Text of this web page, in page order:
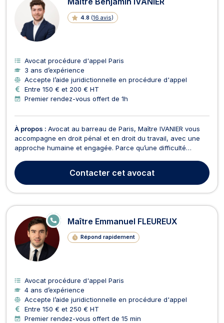
4.8 (16 avis)
Avocat procédure d'appel Paris
3 ans d’expérience
Accepte l’aide juridictionnelle en procédure d'appel
Entre 150 € et 200 € HT
Premier rendez-vous offert de 1h
À propos : Avocat au barreau de Paris, Maître IVANIER vous
accompagne en droit pénal et en droit du travail, avec une
approche humaine et engagée. Parce qu’une difficulté
d’urgence, il met un point d’honneur à proposer un
accompagnement réactif et personnalisé. En droit pénal, il...
Contacter cet avocat
Maître Emmanuel FLEUREUX
Répond rapidement
E
N
N
E
Avocat procédure d'appel Paris
4 ans d’expérience
Accepte l’aide juridictionnelle en procédure d'appel
Entre 150 € et 250 € HT
Premier rendez-vous offert de 15 min